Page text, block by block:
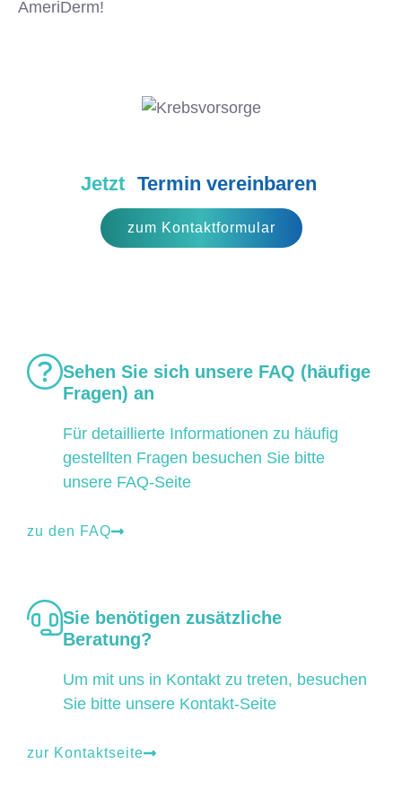
AmeriDerm!
Jetzt Termin vereinbaren
zum Kontaktformular
Sehen Sie sich unsere FAQ (häufige
Fragen) an
Für detaillierte Informationen zu häufig
gestellten Fragen besuchen Sie bitte
unsere FAQ-Seite
zu den FAQ
Sie benötigen zusätzliche
Beratung?
Um mit uns in Kontakt zu treten, besuchen
Sie bitte unsere Kontakt-Seite
zur Kontaktseite